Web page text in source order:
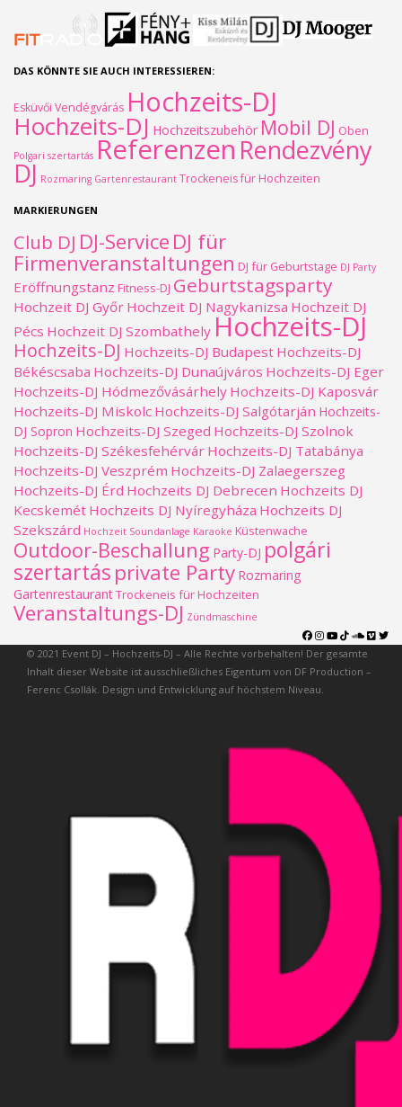
DAS KÖNNTE SIE AUCH INTERESSIEREN:
Esküvői Vendégvárás Hochzeits-DJ
Hochzeits-DJ Hochzeitszubehör Mobil DJ Oben
Polgari szertartás Referenzen Rendezvény
DJ Rozmaring Gartenrestaurant Trockeneis für Hochzeiten
MARKIERUNGEN
Club DJ DJ-Service DJ für
Firmenveranstaltungen DJ für Geburtstage DJ Party
Eröffnungstanz Fitness-DJ Geburtstagsparty
Hochzeit DJ Győr Hochzeit DJ Nagykanizsa Hochzeit DJ
Pécs Hochzeit DJ Szombathely Hochzeits-DJ
Hochzeits-DJ Hochzeits-DJ Budapest Hochzeits-DJ
Békéscsaba Hochzeits-DJ Dunaújváros Hochzeits-DJ Eger
Hochzeits-DJ Hódmezővásárhely Hochzeits-DJ Kaposvár
Hochzeits-DJ Miskolc Hochzeits-DJ Salgótarján Hochzeits-
DJ Sopron Hochzeits-DJ Szeged Hochzeits-DJ Szolnok
Hochzeits-DJ Székesfehérvár Hochzeits-DJ Tatabánya
Hochzeits-DJ Veszprém Hochzeits-DJ Zalaegerszeg
Hochzeits-DJ Érd Hochzeits DJ Debrecen Hochzeits DJ
Kecskemét Hochzeits DJ Nyíregyháza Hochzeits DJ
Szekszárd Hochzeit Soundanlage Karaoke Küstenwache
Outdoor-Beschallung Party-DJ polgári
szertartásprivate Party Rozmaring
GartenrestaurantTrockeneis für Hochzeiten
Veranstaltungs-DJ Zündmaschine
© 2021 Event DJ – Hochzeits-DJ – Alle Rechte vorbehalten! Der gesamte
Inhalt dieser Website ist ausschließliches Eigentum von DF Production –
Ferenc Csollák. Design und Entwicklung auf höchstem Niveau.